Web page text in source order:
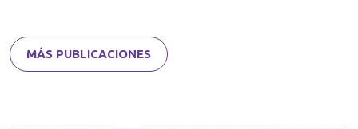
MÁS PUBLICACIONES